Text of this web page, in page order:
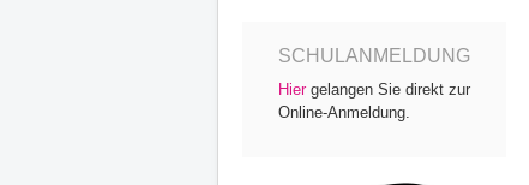
SCHULANMELDUNG
Hiergelangen Sie direkt zur
Online-Anmeldung.